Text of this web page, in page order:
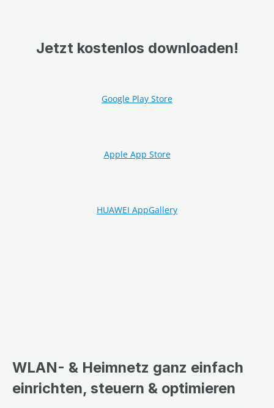
Jetzt kostenlos downloaden!
Google Play Store
Apple App Store
HUAWEI AppGallery
WLAN- & Heimnetz ganz einfach
einrichten, steuern & optimieren